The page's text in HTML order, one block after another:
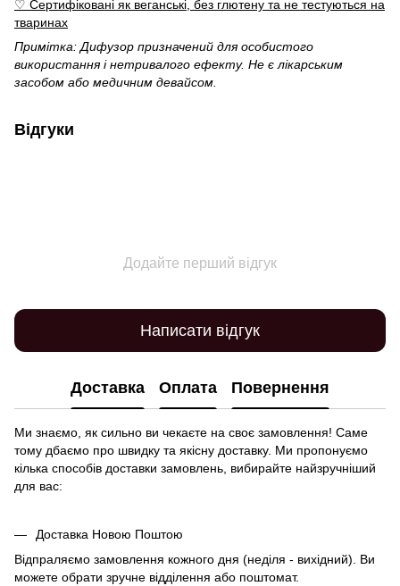
♡ Сертифіковані як веганські, без глютену та не тестуються на
тваринах
Примітка: Дифузор призначений для особистого
використання і нетривалого ефекту. Не є лікарським
засобом або медичним девайсом.
Відгуки
Додайте перший відгук
Написати відгук
Доставка Оплата Повернення
Ми знаємо, як сильно ви чекаєте на своє замовлення! Саме
тому дбаємо про швидку та якісну доставку. Ми пропонуємо
кілька способів доставки замовлень, вибирайте найзручніший
для вас:
Доставка Новою Поштою
Відпраляємо замовлення кожного дня (неділя - вихідний). Ви
можете обрати зручне відділення або поштомат.